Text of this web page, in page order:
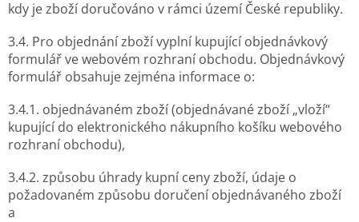
kdy je zboží doručováno v rámci území České republiky.
3.4. Pro objednání zboží vyplní kupující objednávkový
formulář ve webovém rozhraní obchodu. Objednávkový
formulář obsahuje zejména informace o:
3.4.1. objednávaném zboží (objednávané zboží „vloží“
kupující do elektronického nákupního košíku webového
rozhraní obchodu),
3.4.2. způsobu úhrady kupní ceny zboží, údaje o
požadovaném způsobu doručení objednávaného zboží
a